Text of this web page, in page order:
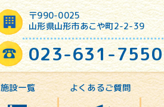
〒990-0025
山形県山形市あこや町2-2-39
023-631-7550
施設一覧 よくあるご質問